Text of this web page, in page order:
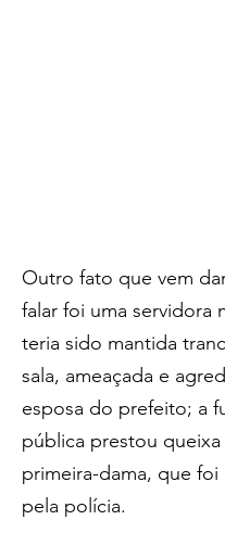
Outro fato que vem
falar foi uma servidora
teria sido mantida
sala, ameaçada e
esposa do prefeito; a
pública prestou queixa
primeira-dama, que foi
pela polícia.